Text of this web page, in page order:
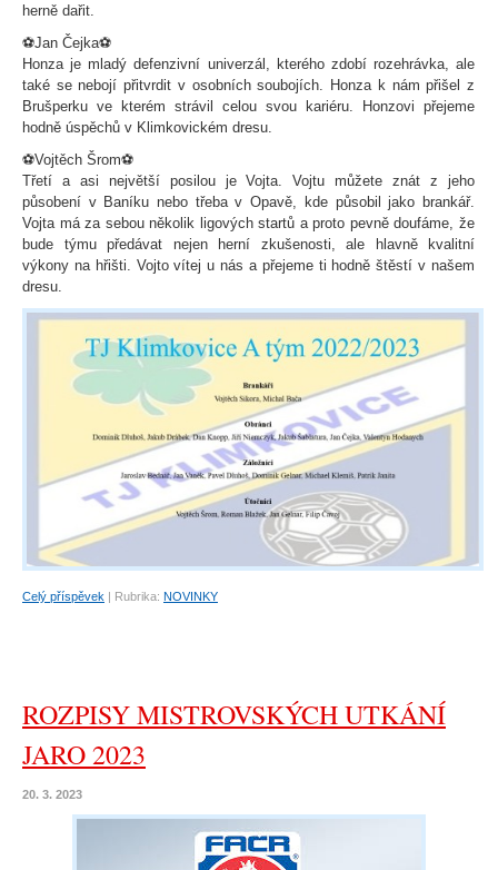
herně dařit.
⚽️Jan Čejka⚽️
Honza je mladý defenzivní univerzál, kterého zdobí rozehrávka, ale
také se nebojí přitvrdit v osobních soubojích. Honza k nám přišel z
Brušperku ve kterém strávil celou svou kariéru. Honzovi přejeme
hodně úspěchů v Klimkovickém dresu.
⚽️Vojtěch Šrom⚽️
Třetí a asi největší posilou je Vojta. Vojtu můžete znát z jeho
působení v Baníku nebo třeba v Opavě, kde působil jako brankář.
Vojta má za sebou několik ligových startů a proto pevně doufáme, že
bude týmu předávat nejen herní zkušenosti, ale hlavně kvalitní
výkony na hřišti. Vojto vítej u nás a přejeme ti hodně štěstí v našem
dresu.
Celý příspěvek Rubrika: NOVINKY
ROZPISY MISTROVSKÝCH UTKÁNÍ
JARO 2023
20. 3. 2023